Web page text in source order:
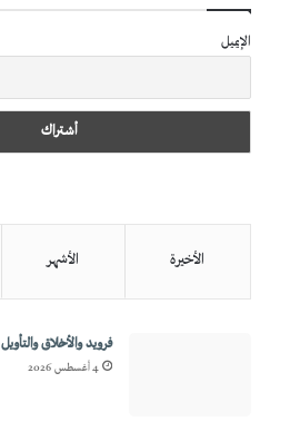
الإيميل
الأخيرة الأشهر
فرويد والأخلاق والتأويل
4 أغسطس 2026